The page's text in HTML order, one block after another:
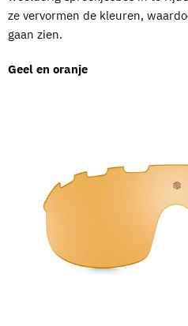
ze vervormen de kleuren,
gaan zien.
Geel en oranje